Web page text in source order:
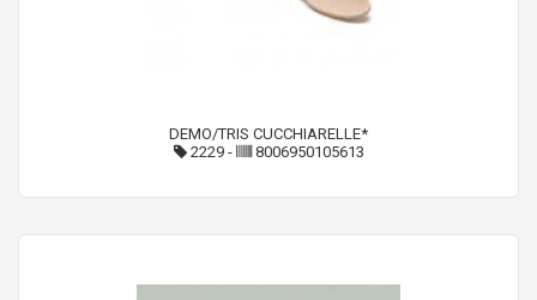
DEMO/TRIS CUCCHIARELLE*
2229- 8006950105613